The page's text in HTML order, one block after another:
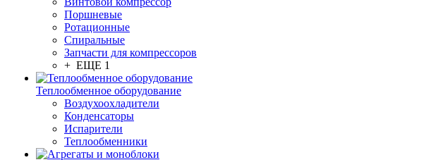
Поршневые
Ротационные
Спиральные
Запчасти для компрессоров
+ ЕЩЕ 1
Теплообменное оборудование
Воздухоохладители
Конденсаторы
Испарители
Теплообменники